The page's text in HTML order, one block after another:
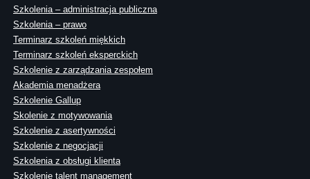
Szkolenia – administracja publiczna
Szkolenia – prawo
Terminarz szkoleń miękkich
Terminarz szkoleń eksperckich
Szkolenie z zarządzania zespołem
Akademia menadżera
Szkolenie Gallup
Skolenie z motywowania
Szkolenie z asertywności
Szkolenie z negocjacji
Szkolenia z obsługi klienta
Szkolenie talent management